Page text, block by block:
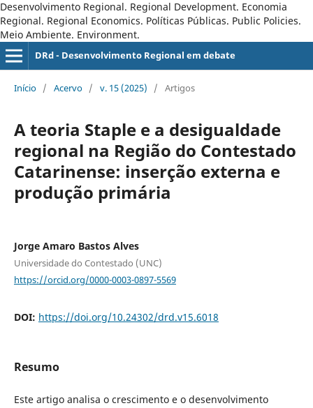
Desenvolvimento Regional. Regional Development. Economia
Regional. Regional Economics. Políticas Públicas. Public Policies.
Meio Ambiente. Environment.
DRd - Desenvolvimento Regional em debate
Início / Acervo / v. 15 (2025) / Artigos
A teoria Staple e a desigualdade
regional na Região do Contestado
Catarinense: inserção externa e
produção primária
Jorge Amaro Bastos Alves
Universidade do Contestado (UNC)
https://orcid.org/0000-0003-0897-5569
DOI: https://doi.org/10.24302/drd.v15.6018
Resumo
Este artigo analisa o crescimento e o desenvolvimento